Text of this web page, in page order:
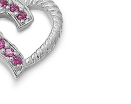
APERÇU RAPIDE